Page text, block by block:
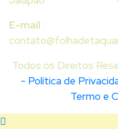
E-mail :
Todos os Direitos
- Política de
Termo e